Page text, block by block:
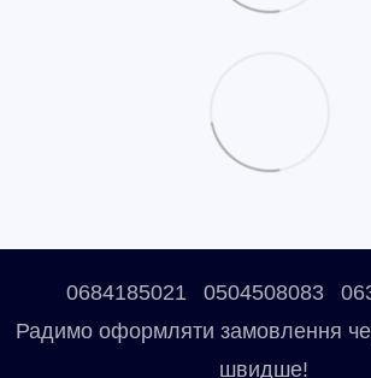
0684185021 0504508083
Радимо оформляти замовлення
швидше!